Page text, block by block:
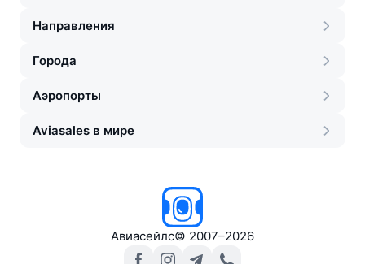
Направления
Города
Аэропорты
Aviasales в мире
Авиасейлс© 2007–2026